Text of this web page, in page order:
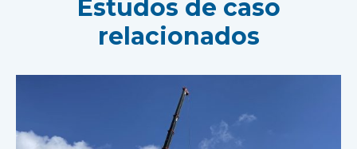
Estudos de caso
relacionados